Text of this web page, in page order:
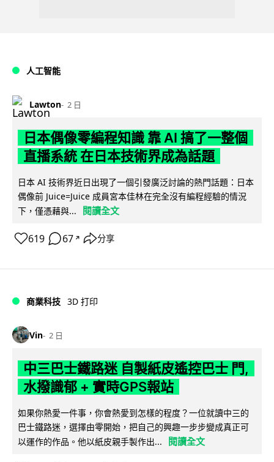
人工智能
Lawton 2 日
日本偶像零編程知識 靠 AI 搞了一整個
直播系統 在日本技術界成為話題
日本 AI 技術界近日出現了一個引發廣泛討論的熱門話題：日本
偶像前 Juice=Juice 成員宮本佳林在完全沒有編程經驗的情況
下，僅憑藉與...
閱讀全文
619 67 ↗ 分享
商業科技 3D 打印
Vin 2 日
中三巴士鐵路迷 自製紙皮遙控巴士 門,
水撥識郁 + 實時GPS報站
如果你熱愛一件事，你會熱愛到怎樣的程度？一位就讀中三的
巴士鐵路迷，選擇由零開始，把自己的興趣一步步變成真正可
以運作的作品。他以紙皮親手製作出...
閱讀全文